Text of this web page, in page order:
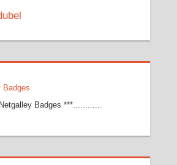
Badges ***............